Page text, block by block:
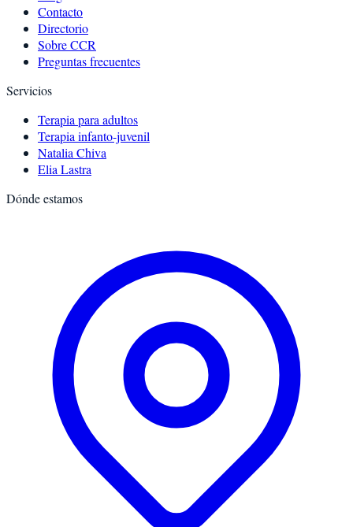
Contacto
Directorio
Sobre CCR
Preguntas frecuentes
Servicios
Terapia para adultos
Terapia infanto-juvenil
Natalia Chiva
Elia Lastra
Dónde estamos